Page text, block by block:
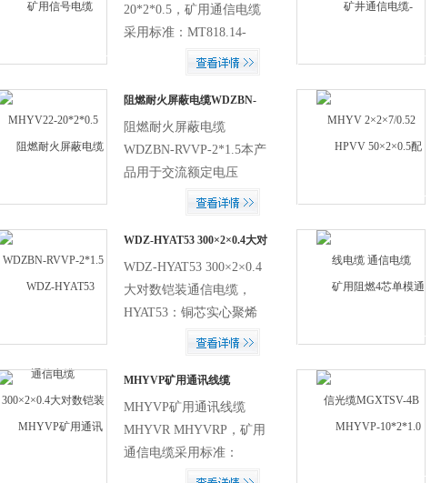
20*2*0.5，矿用通信电缆
采用标准：MT818.14-
1999 MHYV (1×2 2×2 1×4
阻燃耐火屏蔽电缆WDZBN-
RVVP-2*1.5 通信电缆
阻燃耐火屏蔽电缆
WDZBN-RVVP-2*1.5本产
品用于交流额定电压
450/750V及以下电器、仪
置等屏蔽线路，符合行业
标准JBB734.5-1998,通过
了国家标准成为合格的...
WDZ-HYAT53 300×2×0.4大对
数铠装通信电缆
WDZ-HYAT53 300×2×0.4
大对数铠装通信电缆，
HYAT53：铜芯实心聚烯
烃绝缘填充式挡潮层聚乙
护套市内通信电缆
MHYVP矿用通讯线缆
MHYVR MHYVRP
MHYVP矿用通讯线缆
MHYVR MHYVRP，矿用
通信电缆采用标准：
MT818.14-1999 MHYV